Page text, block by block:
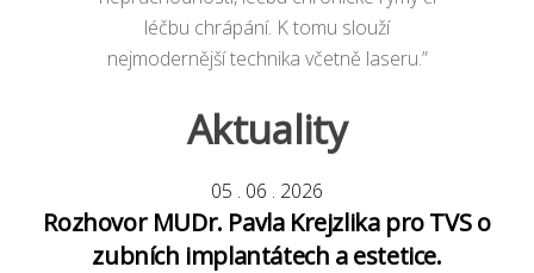
léčbu chrápání. K tomu slouží
nejmodernější technika včetně laseru.”
Aktuality
05 . 06 . 2026
Rozhovor MUDr. Pavla Krejzlika pro TVS o
zubních implantátech a estetice.